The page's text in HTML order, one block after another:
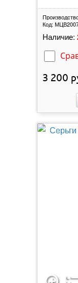
Код:
Наличие:
3 200